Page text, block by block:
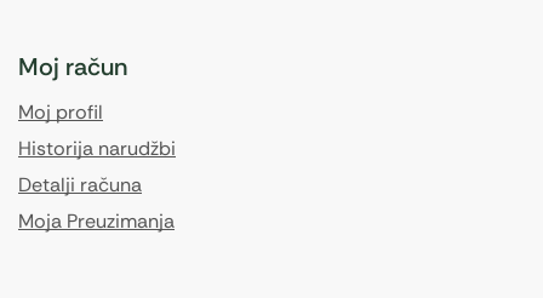
Moj račun
Moj profil
Historija narudžbi
Detalji računa
Moja Preuzimanja